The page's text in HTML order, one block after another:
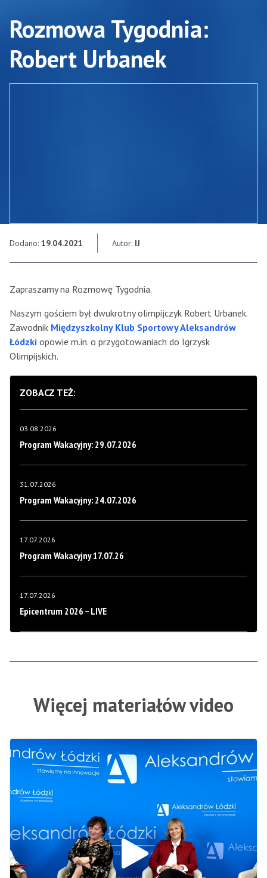
Rozmowa Tygodnia:
Robert Urbanek
Dodano: 19.04.2021 Autor: IJ
Zapraszamy na Rozmowę Tygodnia.
Naszym gościem był dwukrotny olimpijczyk Robert Urbanek.
Zawodnik Międzyszkolny Klub Sportowy Aleksandrów
Łódzki opowie m.in. o przygotowaniach do Igrzysk
Olimpijskich.
ZOBACZ TEŻ:
03.08.2026
Program Wakacyjny: 29.07.2026
31.07.2026
Program Wakacyjny: 24.07.2026
17.07.2026
Program Wakacyjny 17.07.26
17.07.2026
Epicentrum 2026 – LIVE
Więcej materiałów video